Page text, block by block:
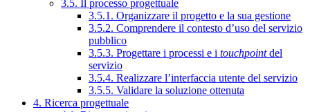
3.5. Il processo progettuale
3.5.1. Organizzare il progetto e la sua gestione
3.5.2. Comprendere il contesto d’uso del servizio
pubblico
3.5.3. Progettare i processi e i touchpointdel
servizio
3.5.4. Realizzare l’interfaccia utente del servizio
3.5.5. Validare la soluzione ottenuta
4. Ricerca progettuale